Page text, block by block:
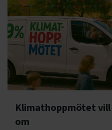
Klimathoppmötet
om